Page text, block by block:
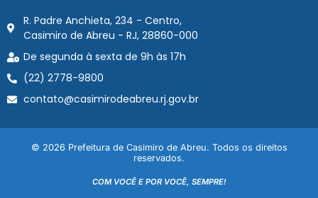
R. Padre Anchieta, 234 - Centro,
Casimiro de Abreu - RJ, 28860-000
De segunda à sexta de 9h às 17h
(22) 2778-9800
contato@casimirodeabreu.rj.gov.br
© 2026 Prefeitura de Casimiro de Abreu. Todos os direitos
reservados.
COM VOCÊ E POR VOCÊ, SEMPRE!